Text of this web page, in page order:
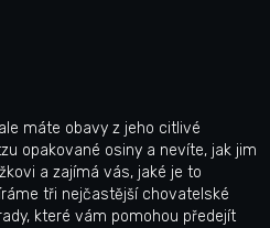
máte obavy z jeho citlivé
opakované osiny a nevíte, jak jim
a zajímá vás, jaké je to
tři nejčastější chovatelské
které vám pomohou předejít